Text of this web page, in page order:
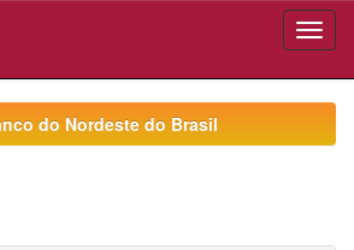
do Nordeste do Brasil